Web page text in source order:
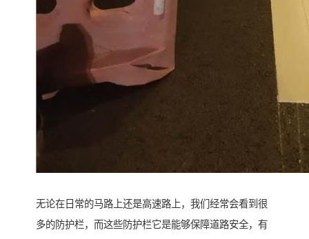
无论在日常的马路上还是高速路上，我们经常会看到很
多的防护栏，而这些防护栏它是能够保障道路安全，有